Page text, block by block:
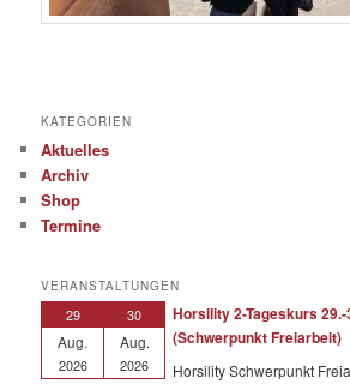
KATEGORIEN
Aktuelles
Archiv
Shop
Termine
VERANSTALTUNGEN
29
Aug.
2026
30
Aug.
2026
Horsility 2-Tageskurs
(Schwerpunkt Freiarbeit)
Horsility Schwerpunkt